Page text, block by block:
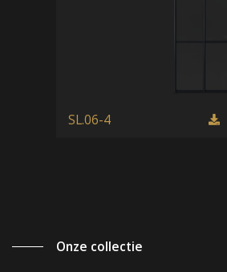
SL.06-4
Onze collectie